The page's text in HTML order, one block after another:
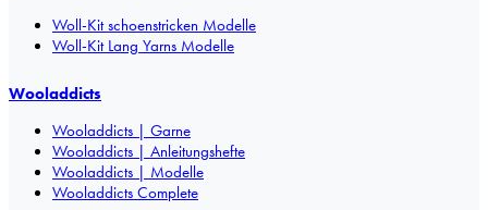
Woll-Kit schoenstricken Modelle
Woll-Kit Lang Yarns Modelle
Wooladdicts
Wooladdicts | Garne
Wooladdicts | Anleitungshefte
Wooladdicts | Modelle
Wooladdicts Complete